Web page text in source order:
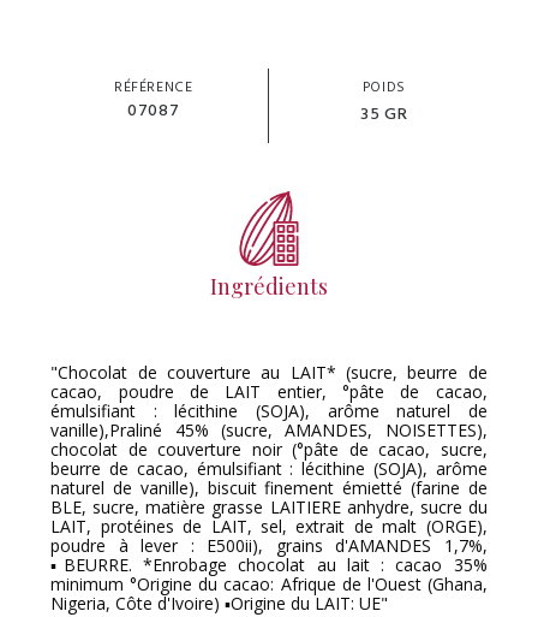
RÉFÉRENCE
07087
POIDS
35 GR
Ingrédients
"Chocolat de couverture au LAIT* (sucre, beurre de
cacao, poudre de LAIT entier, °pâte de cacao,
émulsifiant : lécithine (SOJA), arôme naturel de
vanille),Praliné 45% (sucre, AMANDES, NOISETTES),
chocolat de couverture noir (°pâte de cacao, sucre,
beurre de cacao, émulsifiant : lécithine (SOJA), arôme
naturel de vanille), biscuit finement émietté (farine de
BLE, sucre, matière grasse LAITIERE anhydre, sucre du
LAIT, protéines de LAIT, sel, extrait de malt (ORGE),
poudre à lever : E500ii), grains d'AMANDES 1,7%,
▪BEURRE. *Enrobage chocolat au lait : cacao 35%
minimum °Origine du cacao: Afrique de l'Ouest (Ghana,
Nigeria, Côte d'Ivoire) ▪Origine du LAIT: UE"